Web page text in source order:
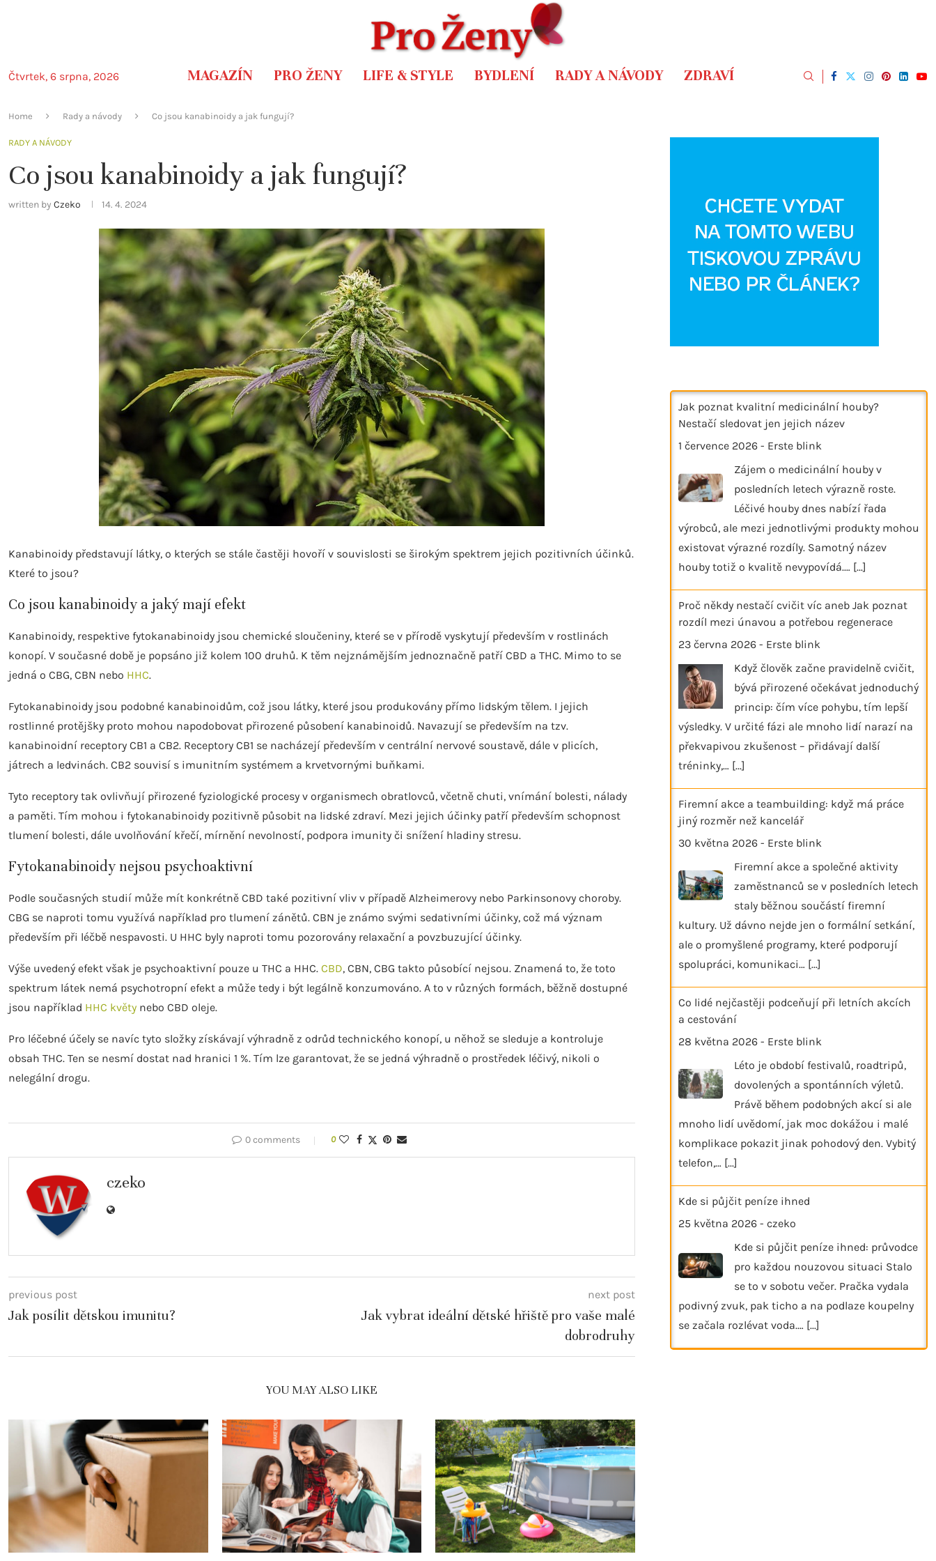
Čtvrtek, 6 srpna, 2026 MAGAZÍN PRO ŽENY LIFE & STYLE BYDLENÍ RADY A NÁVODY ZDRAVÍ
Home Rady a návody Co jsou kanabinoidy a jak fungují?
RADY A NÁVODY
Co jsou kanabinoidy a jak fungují?
written by Czeko 14. 4. 2024
Kanabinoidy představují látky, o kterých se stále častěji hovoří v souvislosti se širokým spektrem jejich pozitivních účinků.
Které to jsou?
Co jsou kanabinoidy a jaký mají efekt
Kanabinoidy, respektive fytokanabinoidy jsou chemické sloučeniny, které se v přírodě vyskytují především v rostlinách
konopí. V současné době je popsáno již kolem 100 druhů. K těm nejznámějším jednoznačně patří CBD a THC. Mimo to se
jedná o CBG, CBN nebo HHC.
Fytokanabinoidy jsou podobné kanabinoidům, což jsou látky, které jsou produkovány přímo lidským tělem. I jejich
rostlinné protějšky proto mohou napodobovat přirozené působení kanabinoidů. Navazují se především na tzv.
kanabinoidní receptory CB1 a CB2. Receptory CB1 se nacházejí především v centrální nervové soustavě, dále v plicích,
játrech a ledvinách. CB2 souvisí s imunitním systémem a krvetvornými buňkami.
Tyto receptory tak ovlivňují přirozené fyziologické procesy v organismech obratlovců, včetně chuti, vnímání bolesti, nálady
a paměti. Tím mohou i fytokanabinoidy pozitivně působit na lidské zdraví. Mezi jejich účinky patří především schopnost
tlumení bolesti, dále uvolňování křečí, mírnění nevolností, podpora imunity či snížení hladiny stresu.
Fytokanabinoidy nejsou psychoaktivní
Podle současných studií může mít konkrétně CBD také pozitivní vliv v případě Alzheimerovy nebo Parkinsonovy choroby.
CBG se naproti tomu využívá například pro tlumení zánětů. CBN je známo svými sedativními účinky, což má význam
především při léčbě nespavosti. U HHC byly naproti tomu pozorovány relaxační a povzbuzující účinky.
Výše uvedený efekt však je psychoaktivní pouze u THC a HHC. CBD, CBN, CBG takto působící nejsou. Znamená to, že toto
spektrum látek nemá psychotropní efekt a může tedy i být legálně konzumováno. A to v různých formách, běžně dostupné
jsou například HHC květy nebo CBD oleje.
Pro léčebné účely se navíc tyto složky získávají výhradně z odrůd technického konopí, u něhož se sleduje a kontroluje
obsah THC. Ten se nesmí dostat nad hranici 1 %. Tím lze garantovat, že se jedná výhradně o prostředek léčivý, nikoli o
nelegální drogu.
0 comments 0
czeko
previous post
Jak posílit dětskou imunitu?
next post
Jak vybrat ideální dětské hřiště pro vaše malé
dobrodruhy
YOU MAY ALSO LIKE
Jak poznat kvalitní medicinální houby?
Nestačí sledovat jen jejich název
1 července 2026 - Erste blink
Zájem o medicinální houby v
posledních letech výrazně roste.
Léčivé houby dnes nabízí řada
výrobců, ale mezi jednotlivými produkty mohou
existovat výrazné rozdíly. Samotný název
houby totiž o kvalitě nevypovídá.… [...]
Proč někdy nestačí cvičit víc aneb Jak poznat
rozdíl mezi únavou a potřebou regenerace
23 června 2026 - Erste blink
Když člověk začne pravidelně cvičit,
bývá přirozené očekávat jednoduchý
princip: čím více pohybu, tím lepší
výsledky. V určité fázi ale mnoho lidí narazí na
překvapivou zkušenost – přidávají další
tréninky,… [...]
Firemní akce a teambuilding: když má práce
jiný rozměr než kancelář
30 května 2026 - Erste blink
Firemní akce a společné aktivity
zaměstnanců se v posledních letech
staly běžnou součástí firemní
kultury. Už dávno nejde jen o formální setkání,
ale o promyšlené programy, které podporují
spolupráci, komunikaci… [...]
Co lidé nejčastěji podceňují při letních akcích
a cestování
28 května 2026 - Erste blink
Léto je období festivalů, roadtripů,
dovolených a spontánních výletů.
Právě během podobných akcí si ale
mnoho lidí uvědomí, jak moc dokážou i malé
komplikace pokazit jinak pohodový den. Vybitý
telefon,… [...]
Kde si půjčit peníze ihned
25 května 2026 - czeko
Kde si půjčit peníze ihned: průvodce
pro každou nouzovou situaci Stalo
se to v sobotu večer. Pračka vydala
podivný zvuk, pak ticho a na podlaze koupelny
se začala rozlévat voda.… [...]